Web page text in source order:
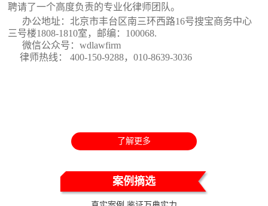
聘请了一个高度负责的专业化律师团队。
办公地址：北京市丰台区南三环西路16号搜宝商务中心
三号楼1808-1810室 ，邮编：100068.
微信公众号：wdlawfirm
律师热线： 400-150-9288，010-8639-3036
了解更多
案例摘选